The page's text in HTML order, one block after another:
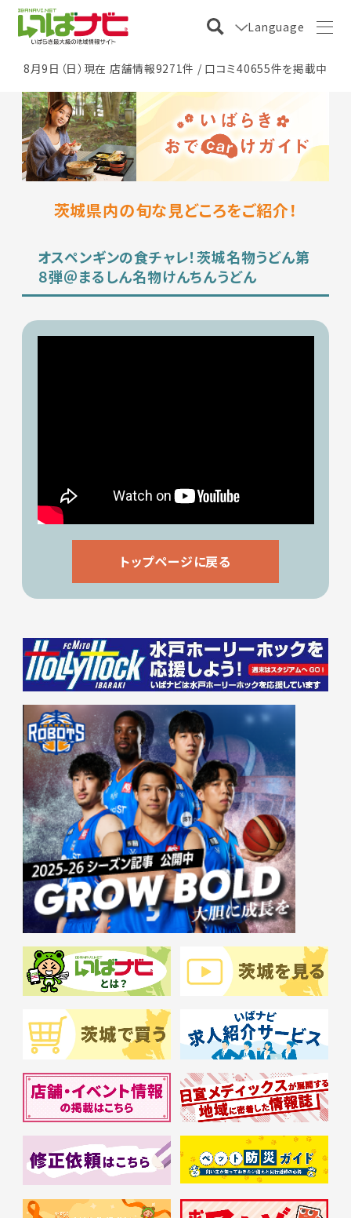
Language
8月9日（日）現在 店舗情報9271件 / 口コミ40655件を掲載中
茨城県内の旬な見どころをご紹介！
オスペンギンの食チャレ！茨城名物うどん第
８弾＠まるしん名物けんちんうどん
トップページに戻る